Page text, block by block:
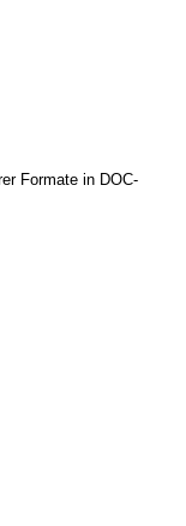
Formate in DOC-